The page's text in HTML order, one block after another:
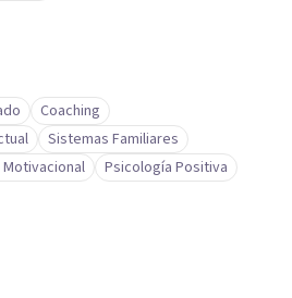
Coaching
Sistemas Familiares
Psicología Positiva